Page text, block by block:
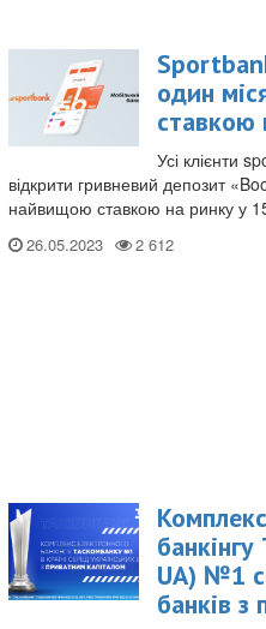
один
ставкою
Усі клієнти
відкрити гривневий депозит
найвищою ставкою на ринку у
26.05.2023
UA) №1
банків з